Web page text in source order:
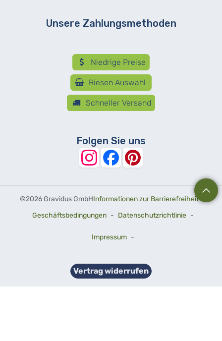
Unsere Zahlungsmethoden
Niedrige Preise
Riesen Auswahl
Schneller Versand
Folgen Sie uns
©2026 Gravidus GmbHInformationen zur Barrierefreiheit-
Geschäftsbedingungen - Datenschutzrichtlinie -
Impressum -
Vertrag widerrufen